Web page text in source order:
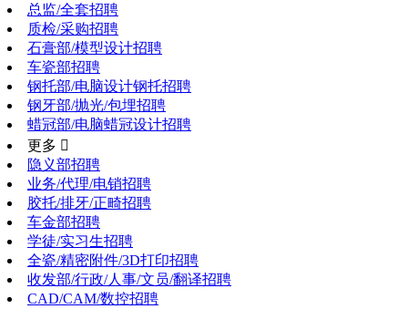
总监/全套招聘
质检/采购招聘
石膏部/模型设计招聘
车瓷部招聘
钢托部/电脑设计钢托招聘
钢牙部/抛光/包埋招聘
蜡冠部/电脑蜡冠设计招聘
更多 
隐义部招聘
业务/代理/电销招聘
胶托/排牙/正畸招聘
车金部招聘
学徒/实习生招聘
全瓷/精密附件/3D打印招聘
收发部/行政/人事/文员/翻译招聘
CAD/CAM/数控招聘